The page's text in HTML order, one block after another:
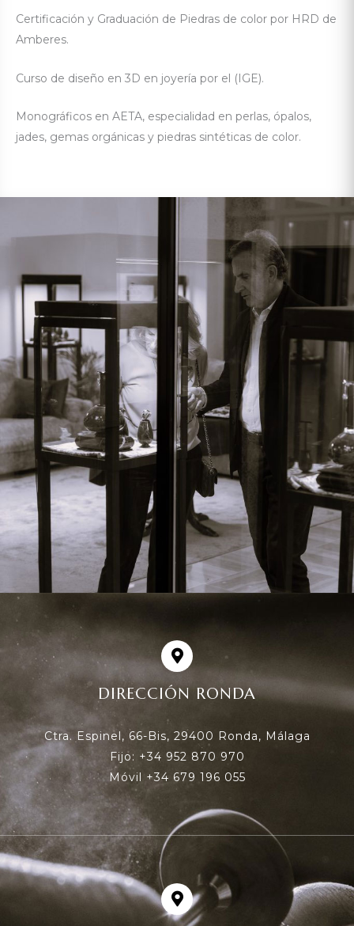
Certificación y Graduación de Piedras de color por HRD de
Amberes.
Curso de diseño en 3D en joyería por el (IGE).
Monográficos en AETA, especialidad en perlas, ópalos,
jades, gemas orgánicas y piedras sintéticas de color.
DIRECCIÓN RONDA
Ctra. Espinel, 66-Bis, 29400 Ronda, Málaga
Fijo: +34 952 870 970
Móvil +34 679 196 055